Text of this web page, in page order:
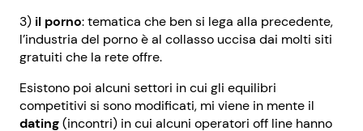
3) il porno: tematica che ben si lega alla precedente,
l’industria del porno è al collasso uccisa dai molti siti
gratuiti che la rete offre.
Esistono poi alcuni settori in cui gli equilibri
competitivi si sono modificati, mi viene in mente il
dating(incontri) in cui alcuni operatori off line hanno